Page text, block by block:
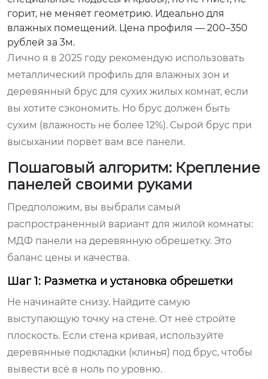
горит, не меняет геометрию. Идеально для
влажных помещений. Цена профиля — 200–350
рублей за 3м.
Лично я в 2025 году рекомендую использовать
металлический профиль для влажных зон и
деревянный брус для сухих жилых комнат, если
вы хотите сэкономить. Но брус должен быть
сухим (влажность не более 12%). Сырой брус при
высыхании порвет вам все панели.
Пошаговый алгоритм: Крепление
панелей своими руками
Предположим, вы выбрали самый
распространенный вариант для жилой комнаты:
МДФ панели на деревянную обрешетку. Это
баланс цены и качества.
Шаг 1: Разметка и установка обрешетки
Не начинайте снизу. Найдите самую
выступающую точку на стене. От неё стройте
плоскость. Если стена кривая, используйте
деревянные подкладки (клинья) под брус, чтобы
вывести всё в ноль по уровню.